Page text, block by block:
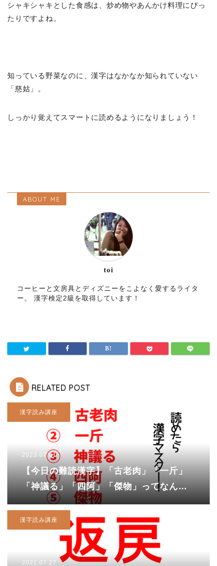
シャキシャキとした食感は、炒め物やあんかけ料理にぴっ
たりですよね。
知っている野菜なのに、漢字はなかなか知られていない
「慈姑」。
しっかり覚えてスマートに読めるようになりましょう！
ABOUT ME
toi
コーヒーと文房具とディズニーをこよなく愛するライタ
ー。 漢字検定2級を取得しています！
RELATED POST
漢字読み講座
2023.07.01
【今日の難読漢字】「古老肉」「一斤」
「神議る」「四阿」「傑物」ってなんて
読む？
漢字読み講座
2021.07.27